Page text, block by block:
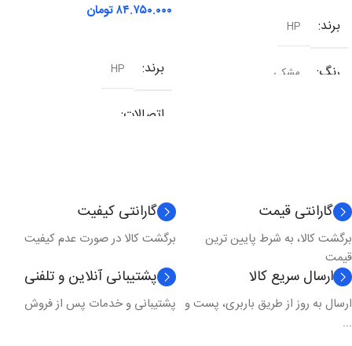
برند HP
رنگ مشکی
۸۴.۷۵۰.۰۰۰تومان
برند HP
اتصالات
نوع کارکرد
تکنولوژی چاپ لیزری
مدل چاپ
گارانتی قیمت
برگشت کالا، به شرط پایین ترین
قیمت
گارانتی کیفیت
برگشت کالا در صورت عدم کیفیت
ارسال سریع کالا
ارسال به روز از طریق باربری، پست و
...
پشتیبانی آنلاین و تلفنی
پشتیبانی و خدمات پس از فروش